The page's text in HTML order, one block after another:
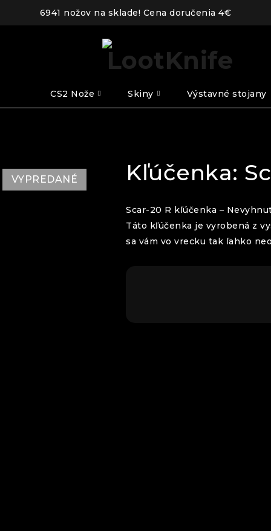
6941 nožov na sklade! Cena doručenia 4€
CS2 Nože Skiny Výstavné stojany
VYPREDANÉ Kľúčenka:
Scar-20 R kľúčenka –
Táto kľúčenka je vyrobená z
sa vám vo vrecku tak ľahko